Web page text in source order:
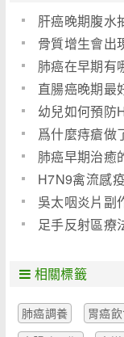
肝癌晚期腹水
骨質增生會出
肺癌在早期有
直腸癌晚期最
幼兒如何預防
爲什麼痔瘡做
肺癌早期治癒
H7N9禽流感
吳太咽炎片副
足手反射區療
相關標籤
肺癌調養 胃癌